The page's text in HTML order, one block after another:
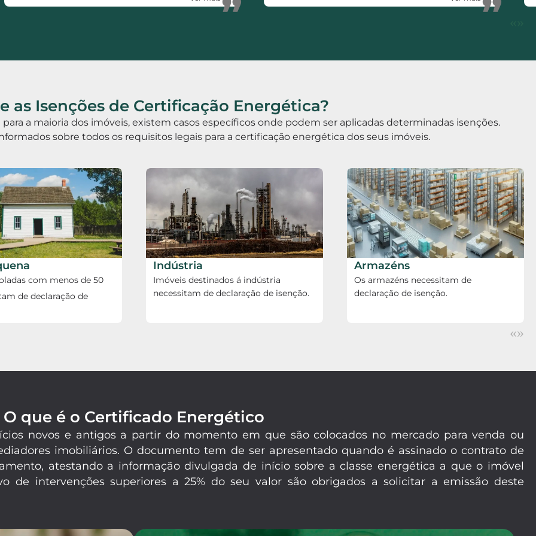
” ”
de certificação energética. Votos de muito
as Isenções de Certificação Energética?
a maioria dos imóveis, existem casos específicos onde podem ser aplicadas determinadas isenções.
sobre todos os requisitos legais para a certificação energética dos seus imóveis.
com menos de 50
de declaração de
Indústria
Imóveis destinados á indústria
necessitam de declaração de isenção.
Armazéns
Os armazéns necessitam de
declaração de isenção.
«»
O que é o Certificado Energético
novos e antigos a partir do momento em que são colocados no mercado para venda ou
imobiliários. O documento tem de ser apresentado quando é assinado o contrato de
atestando a informação divulgada de início sobre a classe energética a que o imóvel
de intervenções superiores a 25% do seu valor são obrigados a solicitar a emissão deste